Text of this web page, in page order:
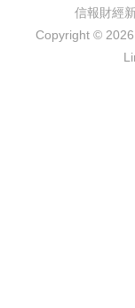
信報財經
Copyright ©